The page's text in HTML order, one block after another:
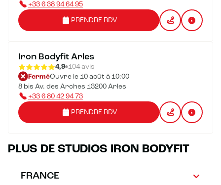
+33 6 38 94 64 95
PRENDRE RDV
Iron Bodyfit Arles
4,9 104 avis
FerméOuvre le 10 août à 10:00
8 bis Av. des Arches 13200 Arles
+33 6 80 42 94 73
PRENDRE RDV
PLUS DE STUDIOS IRON BODYFIT
FRANCE